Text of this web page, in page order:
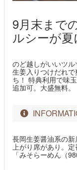
9月末まで
ルシーが夏
のど越しがいいツ
生姜入りつけだれ
ち！ 特典利用で味
追加可。大盛無料。
長岡生姜醤油系の
上がり席があり。定
「みそらーめん（